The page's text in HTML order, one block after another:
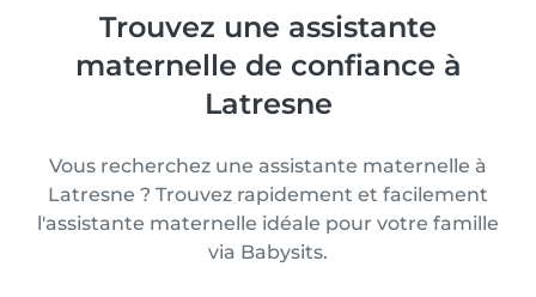
Trouvez une assistante
maternelle de confiance à
Latresne
Vous recherchez une assistante maternelle à
Latresne ? Trouvez rapidement et facilement
l'assistante maternelle idéale pour votre famille
via Babysits.